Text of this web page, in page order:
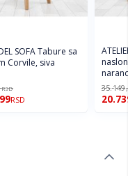
SOFA Tabure sa
Corvile, siva
RSD
RSD